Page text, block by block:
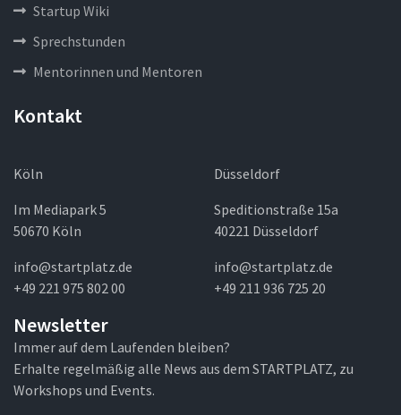
Startup Wiki
Sprechstunden
Mentorinnen und Mentoren
Kontakt
Köln
Im Mediapark 5
50670 Köln
info@startplatz.de
+49 221 975 802 00
Düsseldorf
Speditionstraße 15a
40221 Düsseldorf
info@startplatz.de
+49 211 936 725 20
Newsletter
Immer auf dem Laufenden bleiben?
Erhalte regelmäßig alle News aus dem STARTPLATZ, zu
Workshops und Events.